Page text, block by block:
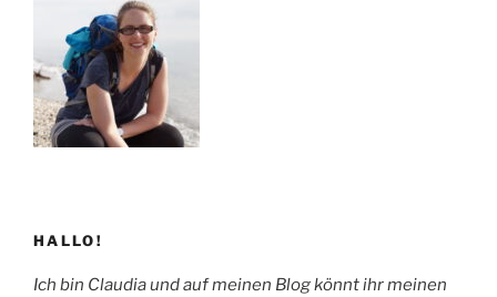
HALLO!
Ich bin Claudia und auf meinen Blog könnt ihr meinen